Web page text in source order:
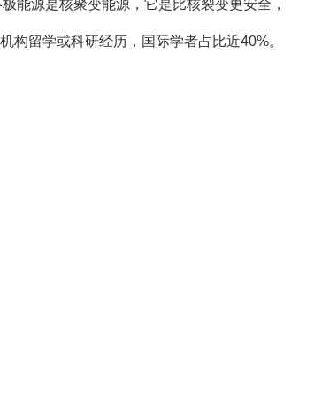
源是核聚变能源，它是比核裂变更安全，
留学或科研经历，国际学者占比近40%。